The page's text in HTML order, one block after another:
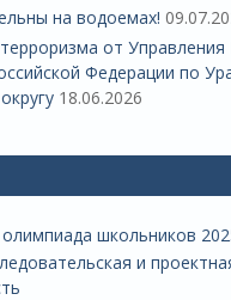
на водоемах!
от Управления
Федерации по
18.06.2026
олимпиада школьников
и